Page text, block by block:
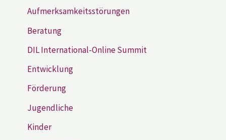
Aufmerksamkeitsstörungen
Beratung
DIL International-Online Summit
Entwicklung
Förderung
Jugendliche
Kinder